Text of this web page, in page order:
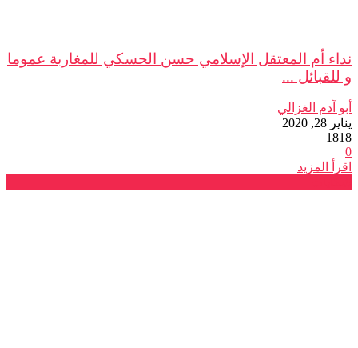
نداء أم المعتقل الإسلامي حسن الحسكي للمغاربة عموما
و للقبائل ...
أبو آدم الغزالي
يناير 28, 2020
1818
0
اقرأ المزيد